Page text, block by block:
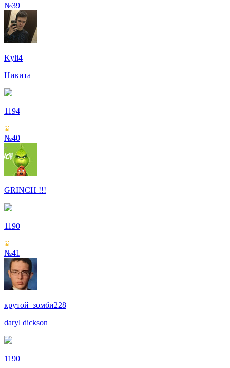
№39
Kyli4
Никита
1194
№40
GRINCH !!!
1190
№41
крутой_зомби228
daryl dickson
1190